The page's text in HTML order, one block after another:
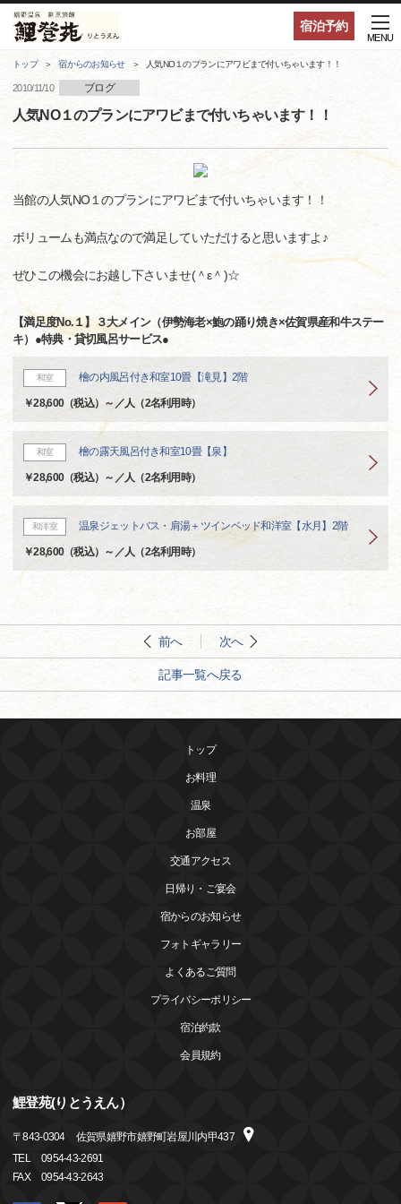
宿泊予約
MENU
トップ 宿からのお知らせ 人気NO１のプランにアワビまで付いちゃいます！！
2010/11/10 ブログ
人気NO１のプランにアワビまで付いちゃいます！！
当館の人気NO１のプランにアワビまで付いちゃいます！！
ボリュームも満点なので満足していただけると思いますよ♪
ぜひこの機会にお越し下さいませ(＾ε＾)☆
【満足度No.１】３大メイン（伊勢海老×鮑の踊り焼き×佐賀県産和牛ステー
キ）●特典・貸切風呂サービス●
和室 檜の内風呂付き和室10畳【滝見】2階
￥28,600（税込）～／人（2名利用時）
和室 檜の露天風呂付き和室10畳【泉】
￥28,600（税込）～／人（2名利用時）
和洋室 温泉ジェットバス・肩湯＋ツインベッド和洋室【水月】2階
￥28,600（税込）～／人（2名利用時）
前へ 次へ
記事一覧へ戻る
トップ
お料理
温泉
お部屋
交通アクセス
日帰り・ご宴会
宿からのお知らせ
フォトギャラリー
よくあるご質問
プライバシーポリシー
宿泊約款
会員規約
鯉登苑(りとうえん）
〒843-0304
佐賀県嬉野市嬉野町岩屋川内甲437
TEL
0954-43-2691
FAX
0954-43-2643